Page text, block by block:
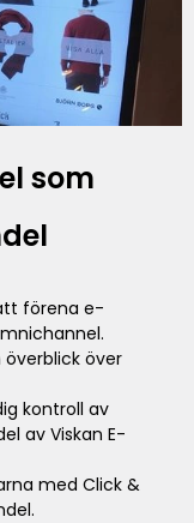
som
förena e-
överblick över
kontroll av
av Viskan E-
med Click &